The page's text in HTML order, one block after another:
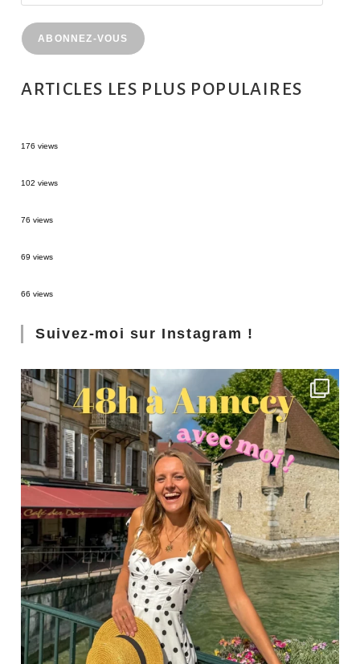
ABONNEZ-VOUS
ARTICLES LES PLUS POPULAIRES
176 views
102 views
76 views
69 views
66 views
Suivez-moi sur Instagram !